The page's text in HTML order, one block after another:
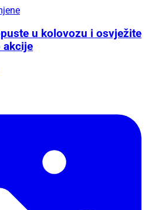
u kolovozu i osvježite
akcije